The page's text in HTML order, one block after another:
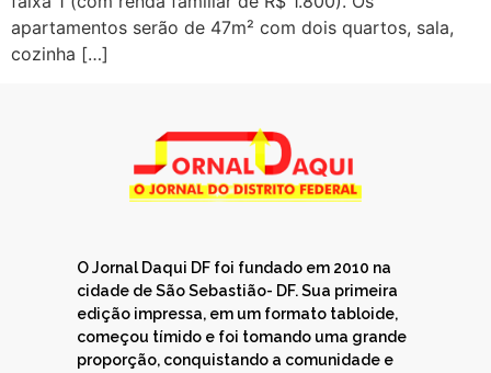
apartamentos serão de 47m² com dois quartos, sala,
cozinha […]
O Jornal Daqui DF foi fundado em 2010 na
cidade de São Sebastião- DF. Sua primeira
edição impressa, em um formato tabloide,
começou tímido e foi tomando uma grande
proporção, conquistando a comunidade e